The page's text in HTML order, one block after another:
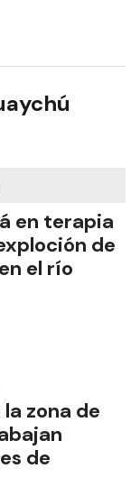
en terapia
de
el río
zona de
de